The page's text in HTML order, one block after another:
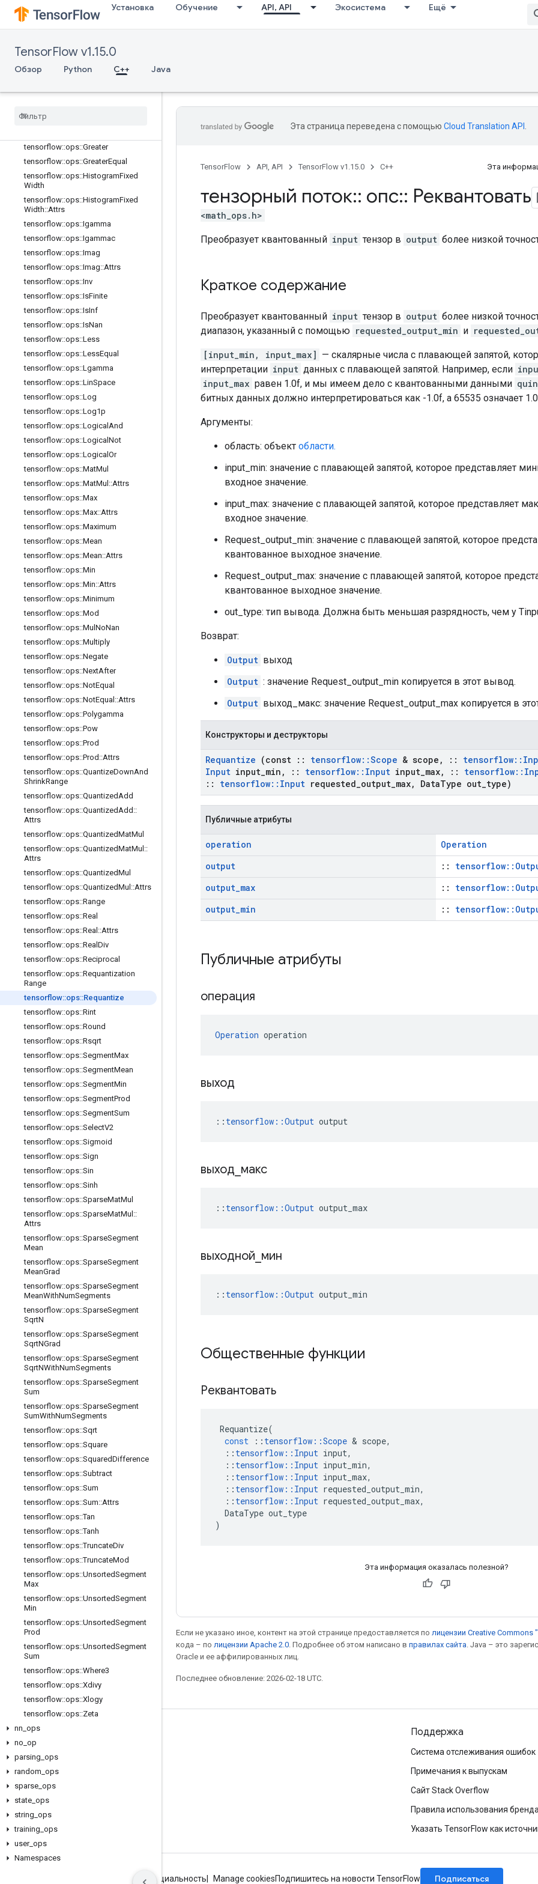
Установка Обучение API, API Экосистема Ещё
TensorFlow v1.15.0
Обзор Python C++ Java
tensorflow::ops::Erf
tensorflow::ops::Erfc
tensorflow::ops::EuclideanNorm::Attr
tensorflow::ops::Exp
tensorflow
tensorflow::ops::Greater
tensorflow::ops::GreaterEqual
tensorflow::ops::HistogramFixed
Width
tensorflow::ops::HistogramFixed
Width::Attrs
tensorflow::ops::Igamma
tensorflow::ops::Igammac
tensorflow::ops::Imag
tensorflow::ops::Imag::Attrs
tensorflow::ops::Inv
tensorflow::ops::IsFinite
tensorflow::ops::IsInf
tensorflow::ops::IsNan
tensorflow::ops::Less
tensorflow::ops::LessEqual
tensorflow::ops::Lgamma
tensorflow::ops::LinSpace
tensorflow::ops::Log
tensorflow::ops::Log1p
tensorflow::ops::Logical And
tensorflow::ops::Logical Not
tensorflow::ops::Logical Or
tensorflow::ops::MatMul
tensorflow::ops::MatMul ::Attrs
tensorflow::ops::Max
tensorflow::ops::Max::Attrs
tensorflow::ops::Maximum
tensorflow::ops::Mean
tensorflow::ops::Mean::Attrs
tensorflow::ops::Min
tensorflow::ops::Min::Attrs
tensorflow::ops::Minimum
tensorflow::ops::Mod
tensorflow::ops::Mul NoNan
tensorflow::ops::Multiply
tensorflow::ops::Negate
tensorflow::ops::NextAfter
tensorflow::ops::NotEqual
tensorflow::ops::NotEqual ::Attrs
tensorflow::ops::Polygamma
tensorflow::ops::Pow
tensorflow::ops::Prod
tensorflow::ops::Prod ::Attrs
tensorflow::ops::QuantizeDownAnd
ShrinkRange
tensorflow::ops::QuantizedAdd
tensorflow::ops::QuantizedAdd ::
Attrs
tensorflow::ops::QuantizedMatMul
tensorflow::ops::QuantizedMatMul ::
Attrs
tensorflow::ops::QuantizedMul
tensorflow::ops::QuantizedMul ::Attrs
tensorflow::ops::Range
tensorflow::ops::Real
tensorflow::ops::Real ::Attrs
tensorflow::ops::Real Div
tensorflow::ops::Reciprocal
tensorflow::ops::Requantization
Range
tensorflow::ops::Requantize
tensorflow::ops::Rint
tensorflow::ops::Round
tensorflow::ops::Rsqrt
tensorflow::ops::SegmentMax
tensorflow::ops::SegmentMean
tensorflow::ops::SegmentMin
tensorflow::ops::SegmentProd
tensorflow::ops::SegmentSum
tensorflow::ops::SelectV2
tensorflow::ops::Sigmoid
tensorflow::ops::Sign
tensorflow::ops::Sin
tensorflow::ops::Sinh
tensorflow::ops::SparseMatMul
tensorflow::ops::SparseMatMul ::
Attrs
tensorflow::ops::SparseSegment
Mean
tensorflow::ops::SparseSegment
MeanGrad
tensorflow::ops::SparseSegment
MeanWithNumSegments
tensorflow::ops::SparseSegment
SqrtN
tensorflow::ops::SparseSegment
SqrtNGrad
tensorflow::ops::SparseSegment
SqrtNWithNumSegments
tensorflow::ops::SparseSegment
Sum
tensorflow::ops::SparseSegment
SumWithNumSegments
tensorflow::ops::Sqrt
tensorflow::ops::Square
tensorflow::ops::SquaredDifference
tensorflow::ops::Subtract
tensorflow::ops::Sum
tensorflow::ops::Sum::Attrs
tensorflow::ops::Tan
tensorflow::ops::Tanh
tensorflow::ops::TruncateDiv
tensorflow::ops::TruncateMod
tensorflow::ops::UnsortedSegment
Max
tensorflow::ops::UnsortedSegment
Min
tensorflow::ops::UnsortedSegment
Prod
tensorflow::ops::UnsortedSegment
Sum
tensorflow::ops::Where3
tensorflow::ops::Xdivy
tensorflow::ops::Xlogy
tensorflow::ops::Zeta
nn ops
no op
parsing ops
random ops
sparse ops
state ops
string ops
training ops
user_ ops
Namespaces
Эта страница переведена с помощью Cloud Translation API
TensorFlow API, API TensorFlow v1.15.0 C++ Эта
тензорный поток:: опс:: Реквантовать
<math_ops.h>
Преобразует квантованный input тензор в output более низкой
Краткое содержание
Преобразует квантованный input тензор в output более низкой
диапазон, указанный с помощью requested_output_min и
[input_min, input_max] — скалярные числа с плавающей запятой,
интерпретации input данных с плавающей запятой. Например, если
input_max равен 1.0f, и мы имеем дело с квантованными данными
битных данных должно интерпретироваться как -1.0f, а 65535 означает
Аргументы:
область: объект области.
input_min: значение с плавающей запятой, которое представляет
входное значение.
input_max: значение с плавающей запятой, которое представляет
входное значение.
Request_output_min: значение с плавающей запятой, которое
квантованное выходное значение.
Request_output_max: значение с плавающей запятой, которое
квантованное выходное значение.
out_type: тип вывода. Должна быть меньшая разрядность, чем у
Возврат:
Output выход
Output : значение Request_output_min копируется в этот вывод.
Output выход_макс: значение Request_output_max копируется в
Конструкторы и деструкторы
Requantize (const :: tensorflow::Scope & scope , :: tensorflow::
Input input min , :: tensorflow:: Input input max, :: tensorflow::
::
tensorflow:: Input requested output max, DataType out type)
Публичные атрибуты
operation
Operation
output
::
output_max ::
output_min ::
Публичные атрибуты
операция
Operation operation
выход
:: tensorflow::Output output
выход макс
:: tensorflow::Output output_max
выходной мин
:: tensorflow::Output output_min
Общественные функции
Реквантовать
Requantize(
const
:: tensorflow ::Scope & scope,
:: tensorflow :: Input input,
:: tensorflow :: Input input_min,
:: tensorflow :: Input input_max,
:: tensorflow :: Input requested_output_min,
:: tensorflow :: Input requested_output_max,
DataType out_type
)
Эта информация оказалась полезной?
Если не указано иное, контент на этой странице предоставляется по лицензии Creative Commons
кода – по лицензии Apache 2.0 . Подробнее об этом написано в правилах сайта . Java – это
Oracle и ее аффилированных лиц.
Последнее обновление: 2026-02-18 UTC.
Мы в социальных сетях
Форум
GitHub
YouTube
Поддержка
Система отслеживания ошибок
Примечания к выпускам
Сайт Stack Overflow
Правила использования бренда
Указать TensorFlow как
Конфиденциальность Manage cookiesПодпишитесь на новости TensorFlow Подписаться